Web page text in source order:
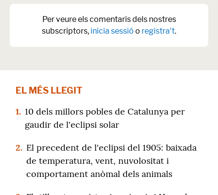
Per veure els comentaris dels nostres
subscriptors, inicia sessió o registra't.
EL MÉS LLEGIT
1. 10 dels millors pobles de Catalunya per
gaudir de l'eclipsi solar
2. El precedent de l'eclipsi del 1905: baixada
de temperatura, vent, nuvolositat i
comportament anòmal dels animals